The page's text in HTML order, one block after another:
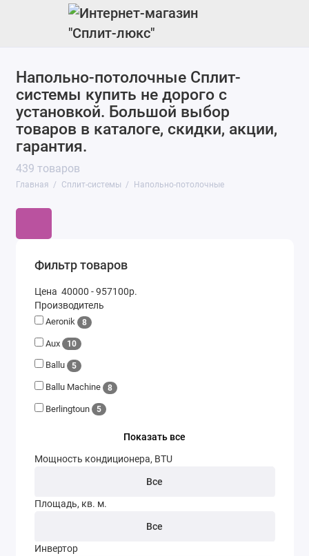
Напольно-потолочные Сплит-
системы купить не дорого с
установкой. Большой выбор
товаров в каталоге, скидки, акции,
гарантия.
439 товаров
Главная Сплит-системы Напольно-потолочные
Фильтр товаров
Цена 40000 -957100р.
Производитель
Aeronik 8
Aux 10
Ballu 5
Ballu Machine 8
Berlingtoun 5
Показать все
Мощность кондиционера, BTU
Все
Площадь, кв. м.
Все
Инвертор
Настенные
Канальные
Кассетные
Колонные
Мульти
Мультизональные
Напольно-потолочные
Прецизионные
Чиллеры
Блоки для теплового насоса
Аксессуары